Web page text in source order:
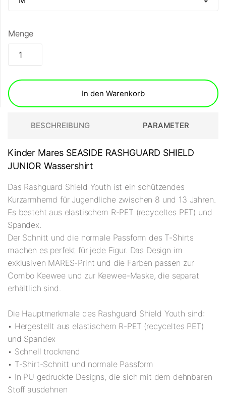
Menge
In den Warenkorb
BESCHREIBUNG PARAMETER
Kinder Mares SEASIDE RASHGUARD SHIELD
JUNIOR Wassershirt
Das Rashguard Shield Youth ist ein schützendes
Kurzarmhemd für Jugendliche zwischen 8 und 13 Jahren.
Es besteht aus elastischem R-PET (recyceltes PET) und
Spandex.
Der Schnitt und die normale Passform des T-Shirts
machen es perfekt für jede Figur. Das Design im
exklusiven MARES-Print und die Farben passen zur
Combo Keewee und zur Keewee-Maske, die separat
erhältlich sind.
Die Hauptmerkmale des Rashguard Shield Youth sind:
• Hergestellt aus elastischem R-PET (recyceltes PET)
und Spandex
• Schnell trocknend
• T-Shirt-Schnitt und normale Passform
• In PU gedruckte Designs, die sich mit dem dehnbaren
Stoff ausdehnen